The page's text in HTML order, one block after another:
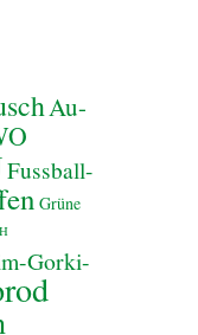
Au-
Fussball-
Grüne
Gorki-